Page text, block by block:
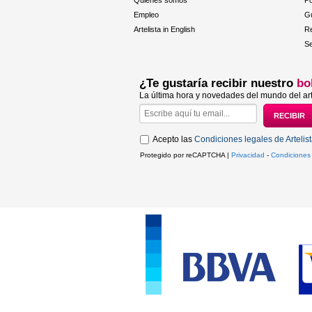
Empleo
Artelista in English
¿Te gustaría recibir nuestro
La última hora y novedades del mundo del
Acepto las Condiciones legales de
Protegido por reCAPTCHA | Privacidad - Condiciones